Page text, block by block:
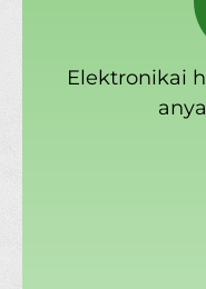
Elektronikai